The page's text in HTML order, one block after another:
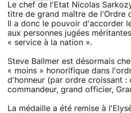
Le chef de l'Etat Nicolas
titre de grand maître de l'Ordre
Il a donc le pouvoir d'accorder
aux personnes jugées
« service à la nation ».
Steve Ballmer est désormais
« moins » honorifique dans
d'honneur (par ordre croissant :
commandeur, grand officier,
La médaille a été remise à